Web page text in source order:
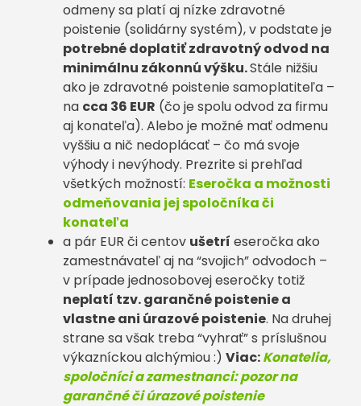
odmeny sa platí aj nízke zdravotné
poistenie (solidárny systém), v podstate je
potrebné doplatiť zdravotný odvod na
minimálnu zákonnú výšku.Stále nižšiu
ako je zdravotné poistenie samoplatiteľa –
na cca 36 EUR (čo je spolu odvod za firmu
aj konateľa). Alebo je možné mať odmenu
vyššiu a nič nedoplácať – čo má svoje
výhody i nevýhody. Prezrite si prehľad
všetkých možností: Eseročka a možnosti
odmeňovania jej spoločníka či
konateľa
a pár EUR či centov ušetrí eseročka ako
zamestnávateľ aj na “svojich” odvodoch –
v prípade jednosobovej eseročky totiž
neplatí tzv. garančné poistenie a
vlastne ani úrazové poistenie. Na druhej
strane sa však treba “vyhrať” s príslušnou
výkazníckou alchýmiou :) Viac:Konatelia,
spoločníci a zamestnanci: pozor na
garančné či úrazové poistenie